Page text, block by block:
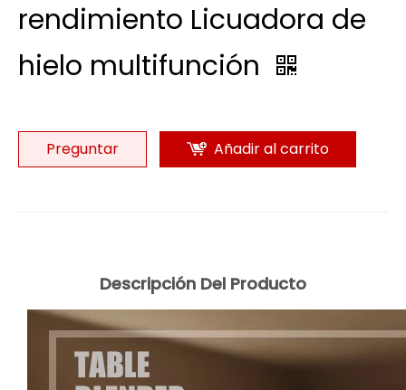
rendimiento Licuadora de
hielo multifunción
Preguntar Añadir al carrito
Descripción Del Producto